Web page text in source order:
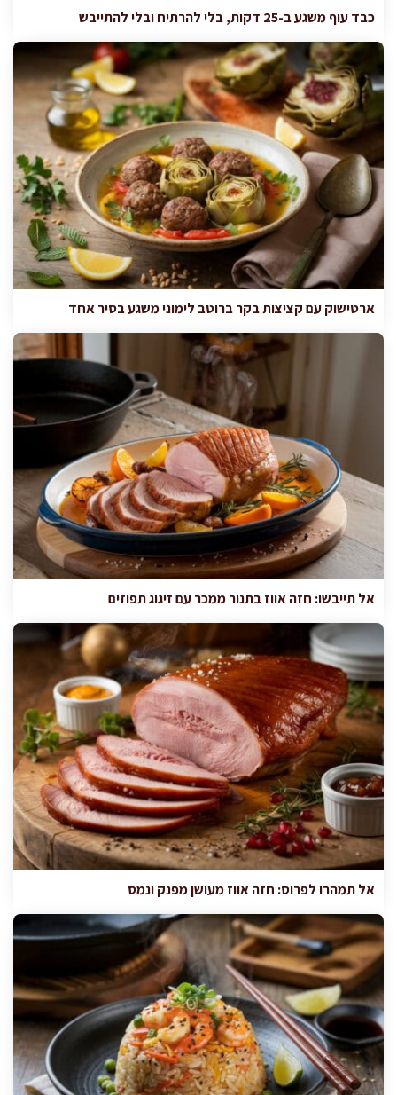
כבד עוף משגע ב-25 דקות, בלי להרתיח ובלי להתייבש
ארטישוק עם קציצות בקר ברוטב לימוני משגע בסיר אחד
אל תייבשו: חזה אווז בתנור ממכר עם זיגוג תפוזים
אל תמהרו לפרוס: חזה אווז מעושן מפנק ונמס